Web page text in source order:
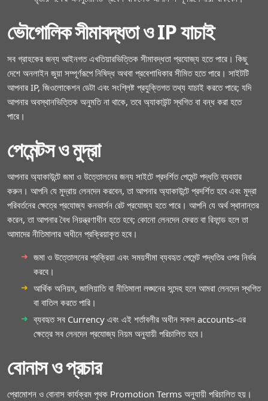
ভৌগোলিক সীমাবদ্ধতা ও IP যাচাই
সব গ্রাহকের জন্য আইনগত এখতিয়ারভিত্তিক সীমাবদ্ধতা প্রযোজ্য হতে পারে। কিছু
দেশে অনলাইন জুয়া সম্পূর্ণরূপে নিষিদ্ধ অথবা প্রবেশাধিকার সীমিত হতে পারে। সাইটটি
আপনার IP, জিওলোকেশন ডেটা এবং সংশ্লিষ্ট প্রযুক্তিগত তথ্য যাচাই করতে পারে; যদি
আপনার অবস্থানভিত্তিক অনুমতি না থাকে, তবে অ্যাকাউন্ট স্থগিত বা বন্ধ করা হতে
পারে।
পেমেন্টস ও মুদ্রা
আপনার অ্যাকাউন্টে জমা ও উত্তোলনের জন্য সাইটে প্রদর্শিত পেমেন্ট পদ্ধতি ব্যবহার
করুন। আপনি যে মুদ্রায় লেনদেন করবেন, তা আপনার অ্যাকাউন্টে প্রদর্শিত হবে এবং মুদ্রা
পরিবর্তনের ক্ষেত্রে প্রযোজ্য কনভার্সন রেট প্রযোজ্য হতে পারে। আপনি যে অর্থ স্থানান্তর
করেন, তা আপনার বৈধ নিয়ন্ত্রণাধীন হতে হবে; কোনো লেনদেন ফেরত বা রিফান্ড হলে তা
আমাদের নীতিমালার অধীনে প্রক্রিয়াকৃত হবে।
জমা ও উত্তোলনের প্রক্রিয়া এবং সময়সীমা ব্যবহৃত পেমেন্ট পদ্ধতির ওপর নির্ভর
করবে।
আর্থিক অনিয়ম, জালিয়াতি বা নীতিমালা লঙ্ঘনের সন্দেহ হলে আমরা লেনদেন স্থগিত
বা বাতিল করতে পারি।
ব্যবহৃত সব Currency এবং এই শর্তাবলীর অধীন সকল accounts-এর
ক্ষেত্রে সব লেনদেন প্রযোজ্য নিয়ম অনুযায়ী পরিচালিত হবে।
বোনাস ও প্রচার
প্রোমোশন ও বোনাস কার্যক্রম পৃথক Promotion Terms অনুযায়ী পরিচালিত হয়।